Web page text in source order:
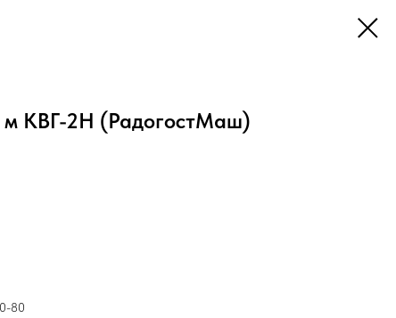
м КВГ-2Н (РадогостМаш)
80